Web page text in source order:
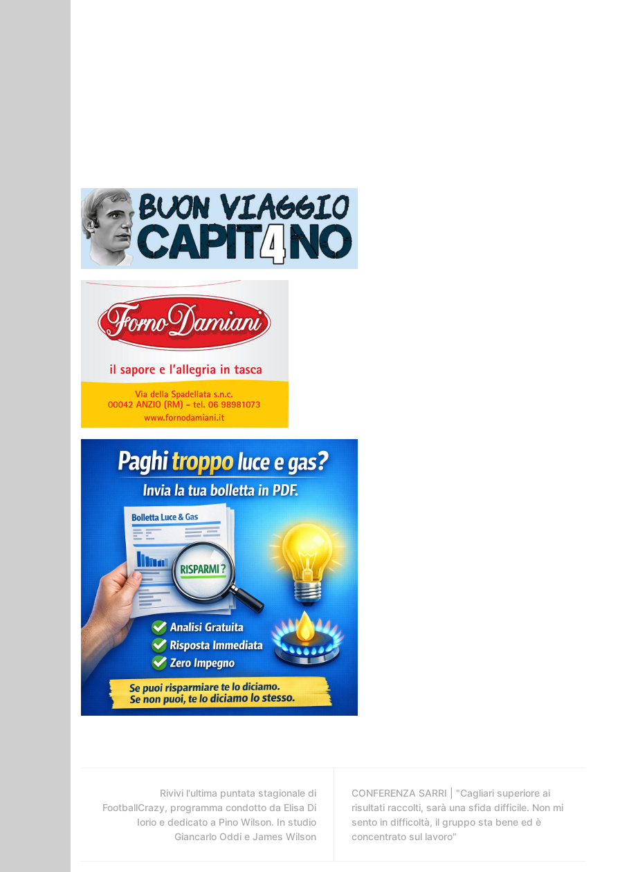
Rivivi l'ultima puntata stagionale di
FootballCrazy, programma condotto da Elisa Di
Iorio e dedicato a Pino Wilson. In studio
Giancarlo Oddi e James Wilson
CONFERENZA SARRI | "Cagliari superiore ai
risultati raccolti, sarà una sfida difficile. Non mi
sento in difficoltà, il gruppo sta bene ed è
concentrato sul lavoro"